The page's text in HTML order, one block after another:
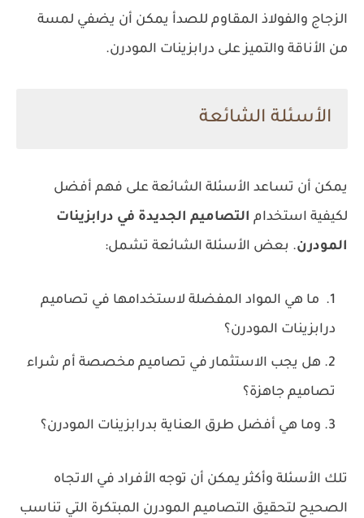
الزجاج والفولاذ المقاوم للصدأ يمكن أن يضفي لمسة
من الأناقة والتميز على درابزينات المودرن.
الأسئلة الشائعة
يمكن أن تساعد الأسئلة الشائعة على فهم أفضل
لكيفية استخدام التصاميم الجديدة في درابزينات
المودرن. بعض الأسئلة الشائعة تشمل:
ما هي المواد المفضلة لاستخدامها في تصاميم
درابزينات المودرن؟
هل يجب الاستثمار في تصاميم مخصصة أم شراء
تصاميم جاهزة؟
وما هي أفضل طرق العناية بدرابزينات المودرن؟
تلك الأسئلة وأكثر يمكن أن توجه الأفراد في الاتجاه
الصحيح لتحقيق التصاميم المودرن المبتكرة التي تناسب